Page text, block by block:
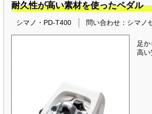
耐久性が高い素材を使ったペダル
シマノ・PD-T400 問い合わせ：シマノ
足
高い